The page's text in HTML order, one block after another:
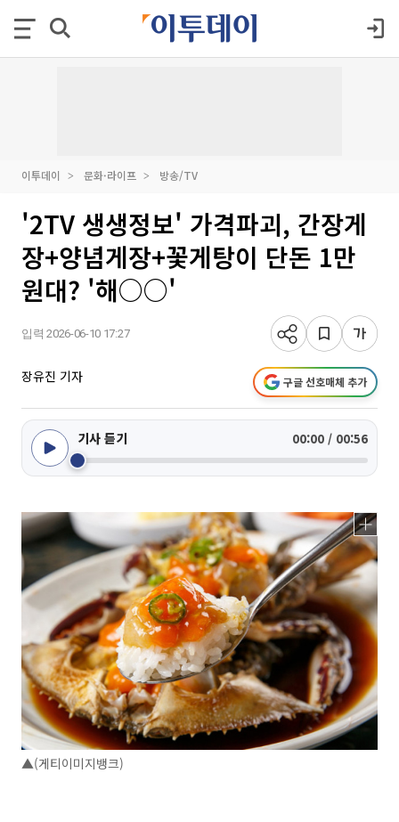
이투데이 문화·라이프 방송/TV
'2TV 생생정보' 가격파괴, 간장게
장+양념게장+꽃게탕이 단돈 1만
원대? '해○○'
입력 2026-06-10 17:27
장유진 기자 구글 선호매체 추가
기사 듣기 00:00 / 00:56
▲(게티이미지뱅크)